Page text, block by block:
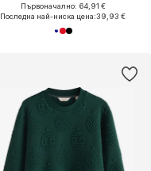
Първоначално: 64,91 €
Последна най-ниска цена:39,93 €